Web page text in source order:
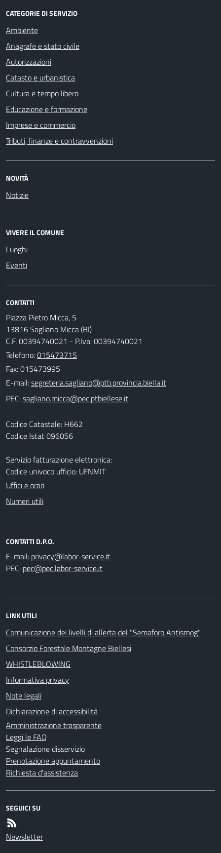
CATEGORIE DI SERVIZIO
Ambiente
Anagrafe e stato civile
Autorizzazioni
Catasto e urbanistica
Cultura e tempo libero
Educazione e formazione
Imprese e commercio
Tributi, finanze e contravvenzioni
NOVITÀ
Notizie
VIVERE IL COMUNE
Luoghi
Eventi
CONTATTI
Piazza Pietro Micca, 5
13816 Sagliano Micca (BI)
C.F. 00394740021 - P.Iva: 00394740021
Telefono:015473715
Fax: 015473995
E-mail:
PEC:
Codice Catastale: H662
Codice Istat 096056
Servizio fatturazione elettronica:
Codice univoco ufficio: UFNMIT
Uffici e orari
Numeri utili
CONTATTI D.P.O.
E-mail:
PEC:
LINK UTILI
Comunicazione dei livelli di allerta del "Semaforo Antismog"
Consorzio Forestale Montagne Biellesi
WHISTLEBLOWING
Informativa privacy
Note legali
Dichiarazione di accessibilità
Amministrazione trasparente
Leggi le FAQ
Segnalazione disservizio
Prenotazione appuntamento
Richiesta d'assistenza
SEGUICI SU
Newsletter